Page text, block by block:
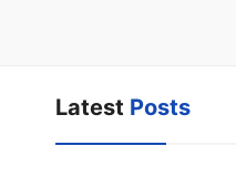
Latest Posts